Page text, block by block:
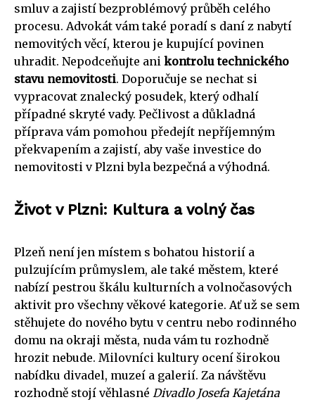
smluv a zajistí bezproblémový průběh celého
procesu. Advokát vám také poradí s daní z nabytí
nemovitých věcí, kterou je kupující povinen
uhradit. Nepodceňujte ani kontrolu technického
stavu nemovitosti. Doporučuje se nechat si
vypracovat znalecký posudek, který odhalí
případné skryté vady. Pečlivost a důkladná
příprava vám pomohou předejít nepříjemným
překvapením a zajistí, aby vaše investice do
nemovitosti v Plzni byla bezpečná a výhodná.
Život v Plzni: Kultura a volný čas
Plzeň není jen místem s bohatou historií a
pulzujícím průmyslem, ale také městem, které
nabízí pestrou škálu kulturních a volnočasových
aktivit pro všechny věkové kategorie. Ať už se sem
stěhujete do nového bytu v centru nebo rodinného
domu na okraji města, nuda vám tu rozhodně
hrozit nebude. Milovníci kultury ocení širokou
nabídku divadel, muzeí a galerií. Za návštěvu
rozhodně stojí věhlasné Divadlo Josefa Kajetána